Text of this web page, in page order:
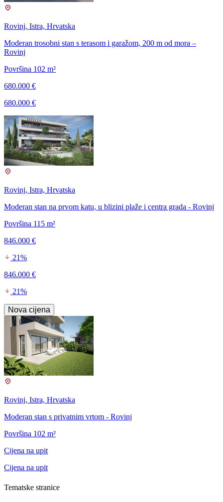
Rovinj, Istra, Hrvatska
Moderan trosobni stan s terasom i garažom, 200 m od mora –
Rovinj
Površina 102 m²
680.000 €
680.000 €
Rovinj, Istra, Hrvatska
Moderan stan na prvom katu, u blizini plaže i centra grada - Rovinj
Površina 115 m²
846.000 €
21%
846.000 €
21%
Nova cijena
Rovinj, Istra, Hrvatska
Moderan stan s privatnim vrtom - Rovinj
Površina 102 m²
Cijena na upit
Cijena na upit
Tematske stranice